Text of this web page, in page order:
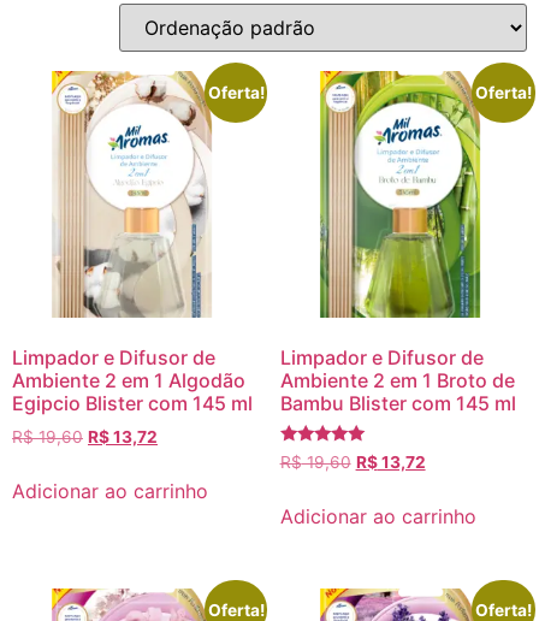
Oferta!
Limpador e Difusor de
Ambiente 2 em 1 Algodão
Egipcio Blister com 145 ml
R$19,60 R$13,72
Adicionar ao carrinho
Oferta!
Limpador e Difusor de
Ambiente 2 em 1 Broto de
Bambu Blister com 145 ml
Avaliação
5.00
R$19,60 R$13,72
Adicionar ao carrinho
Oferta! Oferta!